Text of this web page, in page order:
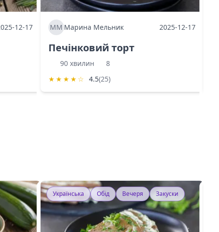
12-17 МММарина Мельник 2025-12-17
Печінковий торт
90 хвилин
8
★ ★ ★ ★ ☆ 4.5(25)
Українська Обід Вечеря Закуски